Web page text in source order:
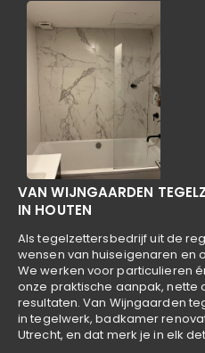
VAN WIJNGAARDEN
IN HOUTEN
Als tegelzettersbedrijf uit de
wensen van huiseigenaren en
We werken voor particulieren
onze praktische aanpak, nette
resultaten. Van Wijngaarden
in tegelwerk, badkamer
Utrecht, en dat merk je in elk